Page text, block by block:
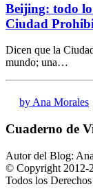
Beijing: todo lo
Ciudad
Dicen que la
mundo; una…
by Ana Morales
Cuaderno de
Autor del Blog:
© Copyright 2012-
Todos los